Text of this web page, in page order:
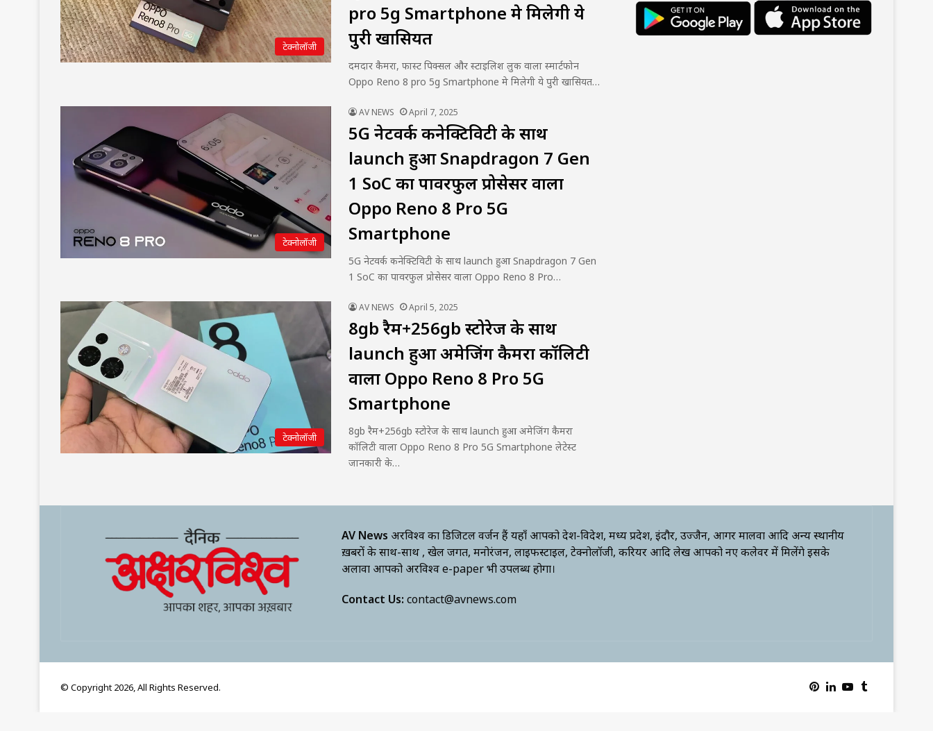
टेक्नोलॉजी
pro 5g Smartphone मे मिलेगी ये
पुरी खासियत
दमदार कैमरा, फास्ट पिक्सल और स्टाइलिश लुक वाला स्मार्टफोन
Oppo Reno 8 pro 5g Smartphone मे मिलेगी ये पुरी खासियत…
टेक्नोलॉजी
AV NEWS April 7, 2025
5G नेटवर्क कनेक्टिविटी के साथ
launch हुआ Snapdragon 7 Gen
1 SoC का पावरफुल प्रोसेसर वाला
Oppo Reno 8 Pro 5G
Smartphone
5G नेटवर्क कनेक्टिविटी के साथ launch हुआ Snapdragon 7 Gen
1 SoC का पावरफुल प्रोसेसर वाला Oppo Reno 8 Pro…
टेक्नोलॉजी
AV NEWS April 5, 2025
8gb रैम+256gb स्टोरेज के साथ
launch हुआ अमेजिंग कैमरा कॉलिटी
वाला Oppo Reno 8 Pro 5G
Smartphone
8gb रैम+256gb स्टोरेज के साथ launch हुआ अमेजिंग कैमरा
कॉलिटी वाला Oppo Reno 8 Pro 5G Smartphone लेटेस्ट
जानकारी के…
AV News अक्षरविश्व का डिजिटल वर्जन हैं यहाँ आपको देश-विदेश, मध्य प्रदेश, इंदौर, उज्जैन, आगर मालवा आदि अन्य स्थानीय
ख़बरों के साथ-साथ , खेल जगत, मनोरंजन, लाइफस्टाइल, टेक्नोलॉजी, करियर आदि लेख आपको नए कलेवर में मिलेंगे इसके
अलावा आपको अक्षरविश्व e-paper भी उपलब्ध होगा।
Contact Us: contact@avnews.com
© Copyright 2026, All Rights Reserved. Pinterest
LinkedIn
YouTube